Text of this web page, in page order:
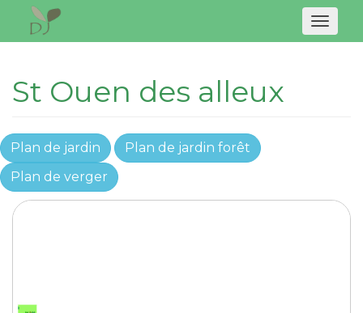
St Ouen des alleux
Plan de jardin
Plan de jardin forêt
Plan de verger